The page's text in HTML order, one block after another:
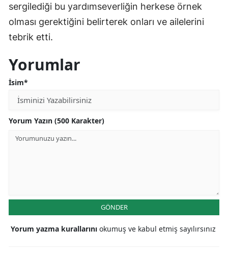
sergilediği bu yardımseverliğin herkese örnek
olması gerektiğini belirterek onları ve ailelerini
tebrik etti.
Yorumlar
İsim*
Yorum Yazın (500 Karakter)
GÖNDER
Yorum yazma kurallarını okumuş ve kabul etmiş sayılırsınız